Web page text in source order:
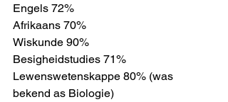
Engels 72%
Afrikaans 70%
Wiskunde 90%
Besigheidstudies 71%
Lewenswetenskappe 80% (was
bekend as Biologie)